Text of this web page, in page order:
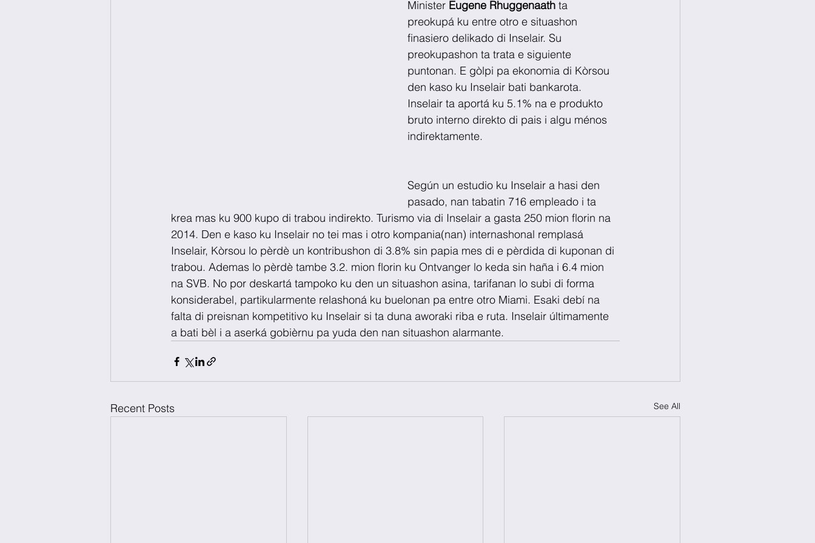
Minister Eugene Rhuggenaath ta
preokupá ku entre otro e situashon
finasiero delikado di Inselair. Su
preokupashon ta trata e siguiente
puntonan. E gòlpi pa ekonomia di Kòrsou
den kaso ku Inselair bati bankarota.
Inselair ta aportá ku 5.1% na e produkto
bruto interno direkto di pais i algu ménos
indirektamente.
Según un estudio ku Inselair a hasi den
pasado, nan tabatin 716 empleado i ta
krea mas ku 900 kupo di trabou indirekto. Turismo via di Inselair a gasta 250 mion florin na
2014. Den e kaso ku Inselair no tei mas i otro kompania(nan) internashonal remplasá
Inselair, Kòrsou lo pèrdè un kontribushon di 3.8% sin papia mes di e pèrdida di kuponan di
trabou. Ademas lo pèrdè tambe 3.2. mion florin ku Ontvanger lo keda sin haña i 6.4 mion
na SVB. No por deskartá tampoko ku den un situashon asina, tarifanan lo subi di forma
konsiderabel, partikularmente relashoná ku buelonan pa entre otro Miami. Esaki debí na
falta di preisnan kompetitivo ku Inselair si ta duna aworaki riba e ruta. Inselair últimamente
a bati bèl i a aserká gobièrnu pa yuda den nan situashon alarmante.
Recent Posts See All